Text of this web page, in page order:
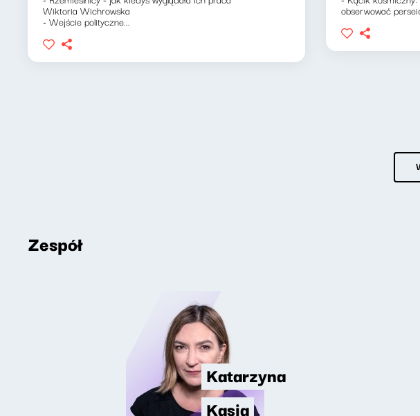
Wiktoria Wichrowska
- Wejście polityczne...
obserwować
Zespół
Katarzyna
Kasia